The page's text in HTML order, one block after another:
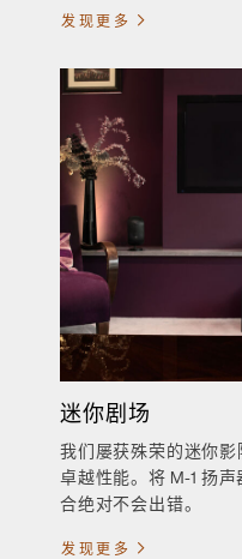
发现更多
迷你剧场
我们屡获殊荣的迷你
卓越性能。将 M-1 扬
合绝对不会出错。
发现更多